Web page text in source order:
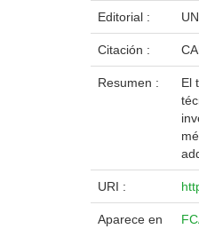
Editorial :
Citación :
Resumen :
El
URI :
Aparece en